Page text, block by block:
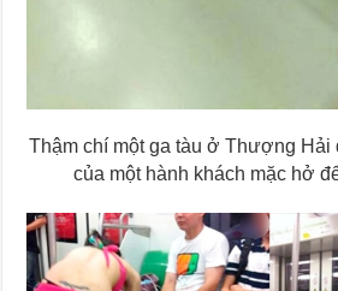
Thậm chí một ga tàu ở Thượng Hải
của một hành khách mặc hở